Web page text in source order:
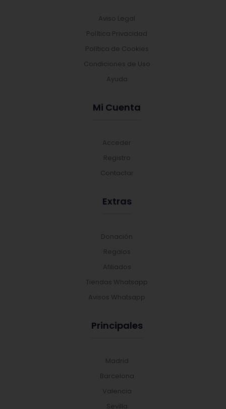
Aviso Legal
Política Privacidad
Política de Cookies
Condiciones de Uso
Ayuda
Mi Cuenta
Acceder
Registro
Contactar
Extras
Donación
Regalos
Afiliados
Tiendas Whatsapp
Avisos Whatsapp
Principales
Madrid
Barcelona
Valencia
Sevilla